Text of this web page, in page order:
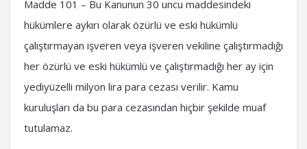
Madde 101 – Bu Kanunun 30 uncu maddesindeki
hükümlere aykırı olarak özürlü ve eski hükümlü
çalıştırmayan işveren veya işveren vekiline çalıştırmadığı
her özürlü ve eski hükümlü ve çalıştırmadığı her ay için
yediyüzelli milyon lira para cezası verilir. Kamu
kuruluşları da bu para cezasından hiçbir şekilde muaf
tutulamaz.